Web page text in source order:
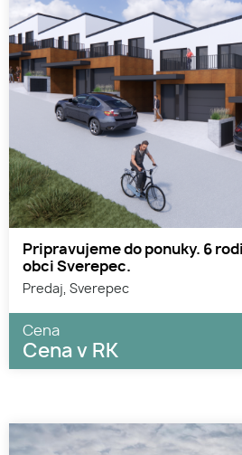
Pripravujeme do ponuky. 6
obci Sverepec.
Predaj, Sverepec
Cena
Cena v RK